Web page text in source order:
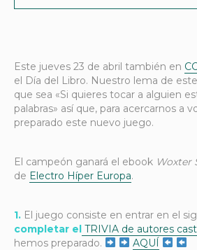
Este jueves 23 de abril también en
el Día del Libro. Nuestro lema de
que sea «Si quieres tocar a alguien
palabras» así que, para acercarnos a
preparado este nuevo juego.
El campeón ganará el ebook Woxter
de Electro Híper Europa.
1. El juego consiste en entrar en el
completar el TRIVIA de autores
hemos preparado.
AQUÍ